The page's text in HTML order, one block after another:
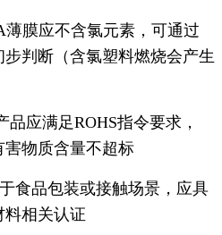
薄膜应不含氯元素，可通过
判断（含氯塑料燃烧会产生
品应满足ROHS指令要求，
物质含量不超标
食品包装或接触场景，应具
料相关认证